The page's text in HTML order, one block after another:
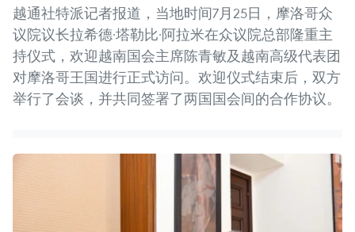
越通社特派记者报道，当地时间7月25日，摩洛哥众
议院议长拉希德·塔勒比·阿拉米在众议院总部隆重主
持仪式，欢迎越南国会主席陈青敏及越南高级代表团
对摩洛哥王国进行正式访问。欢迎仪式结束后，双方
举行了会谈，并共同签署了两国国会间的合作协议。